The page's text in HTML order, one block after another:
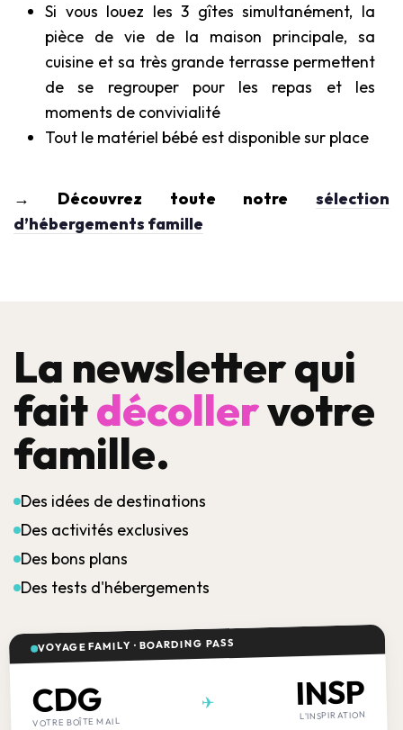
Si vous louez les 3 gîtes simultanément, la
pièce de vie de la maison principale, sa
cuisine et sa très grande terrasse permettent
de se regrouper pour les repas et les
moments de convivialité
Tout le matériel bébé est disponible sur place
→ Découvrez toute notre sélection
d’hébergements famille
La newsletter qui
faitdécollervotre
famille.
Des idées de destinations
Des activités exclusives
Des bons plans
Des tests d'hébergements
VOYAGE FAMILY · BOARDING PASS
CDG
VOTRE BOÎTE MAIL
✈ INSP
L'INSPIRATION